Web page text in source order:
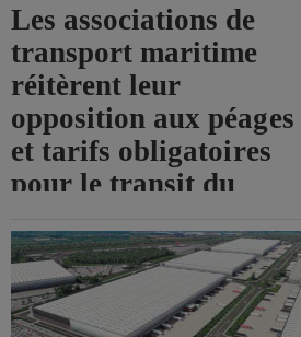
Les associations de
transport maritime
réitèrent leur
opposition aux péages
et tarifs obligatoires
pour le transit du